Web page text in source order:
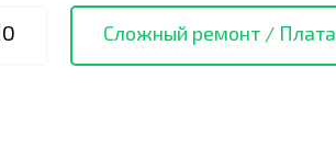
Сложный ремонт / Плата